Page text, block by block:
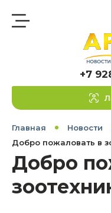
+7
Главная
Новости
Добро пожаловать в
Добро